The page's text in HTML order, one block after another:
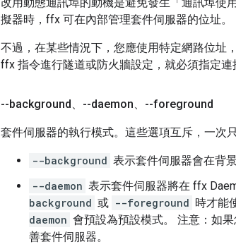
擬器時，ffx 可在內部管理套件伺服器的位址。
不過，在某些情況下，您應使用特定網路位址
ffx 指令進行隧道或防火牆設定，就必須指定連
--background、--daemon、--foreground
套件伺服器的執行模式。這些選項互斥，一次
--background 表示套件伺服器會在背
--daemon 表示套件伺服器將在 ffx
background 或 --foreground 時才能
daemon 會預設為預設模式。 注意：如
善套件伺服器。